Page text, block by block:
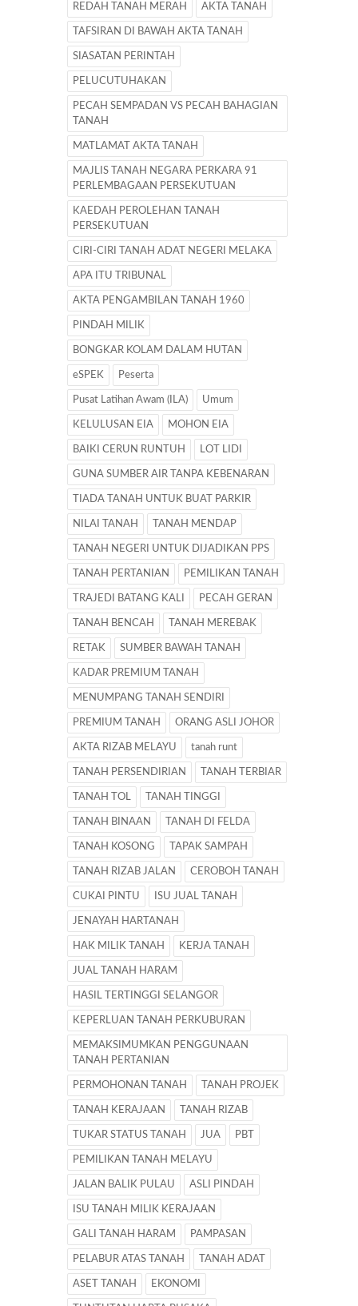
REDAH TANAH MERAH AKTA TANAH
TAFSIRAN DI BAWAH AKTA TANAH
SIASATAN PERINTAH
PELUCUTUHAKAN
PECAH SEMPADAN VS PECAH BAHAGIAN
TANAH
MATLAMAT AKTA TANAH
MAJLIS TANAH NEGARA PERKARA 91
PERLEMBAGAAN PERSEKUTUAN
KAEDAH PEROLEHAN TANAH
PERSEKUTUAN
CIRI-CIRI TANAH ADAT NEGERI MELAKA
APA ITU TRIBUNAL
AKTA PENGAMBILAN TANAH 1960
PINDAH MILIK
BONGKAR KOLAM DALAM HUTAN
eSPEK Peserta
Pusat Latihan Awam (ILA) Umum
KELULUSAN EIA MOHON EIA
BAIKI CERUN RUNTUH LOT LIDI
GUNA SUMBER AIR TANPA KEBENARAN
TIADA TANAH UNTUK BUAT PARKIR
NILAI TANAH TANAH MENDAP
TANAH NEGERI UNTUK DIJADIKAN PPS
TANAH PERTANIAN PEMILIKAN TANAH
TRAJEDI BATANG KALI PECAH GERAN
TANAH BENCAH TANAH MEREBAK
RETAK SUMBER BAWAH TANAH
KADAR PREMIUM TANAH
MENUMPANG TANAH SENDIRI
PREMIUM TANAH ORANG ASLI JOHOR
AKTA RIZAB MELAYU tanah runt
TANAH PERSENDIRIAN TANAH TERBIAR
TANAH TOL TANAH TINGGI
TANAH BINAAN TANAH DI FELDA
TANAH KOSONG TAPAK SAMPAH
TANAH RIZAB JALAN CEROBOH TANAH
CUKAI PINTU ISU JUAL TANAH
JENAYAH HARTANAH
HAK MILIK TANAH KERJA TANAH
JUAL TANAH HARAM
HASIL TERTINGGI SELANGOR
KEPERLUAN TANAH PERKUBURAN
MEMAKSIMUMKAN PENGGUNAAN
TANAH PERTANIAN
PERMOHONAN TANAH TANAH PROJEK
TANAH KERAJAAN TANAH RIZAB
TUKAR STATUS TANAH JUA PBT
PEMILIKAN TANAH MELAYU
JALAN BALIK PULAU ASLI PINDAH
ISU TANAH MILIK KERAJAAN
GALI TANAH HARAM PAMPASAN
PELABUR ATAS TANAH TANAH ADAT
ASET TANAH EKONOMI